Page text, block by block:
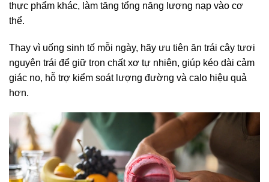
thực phẩm khác, làm tăng tổng năng lượng nạp vào cơ
thể.
Thay vì uống sinh tố mỗi ngày, hãy ưu tiên ăn trái cây tươi
nguyên trái để giữ trọn chất xơ tự nhiên, giúp kéo dài cảm
giác no, hỗ trợ kiểm soát lượng đường và calo hiệu quả
hơn.